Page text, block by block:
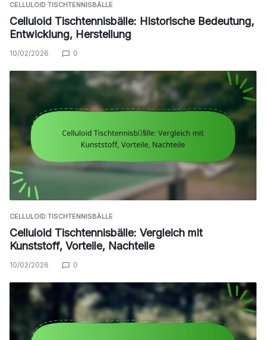
CELLULOID TISCHTENNISBÄLLE
Celluloid Tischtennisbälle: Historische Bedeutung,
Entwicklung, Herstellung
10/02/2026 0
CELLULOID TISCHTENNISBÄLLE
Celluloid Tischtennisbälle: Vergleich mit
Kunststoff, Vorteile, Nachteile
10/02/2026 0